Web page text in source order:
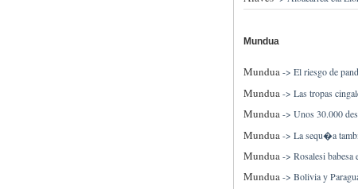
Mundua
Mundua-> El riesgo de
Mundua-> Las tropas
Mundua-> Unos 30.000
Mundua -> La sequ�a
Mundua-> Rosalesi babesa
Mundua-> Bolivia y